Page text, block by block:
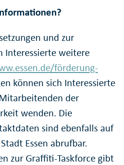
und zur
Interessierte weitere
förderung-
können sich Interessierte
der
wenden. Die
sind ebenfalls auf
Essen abrufbar.
zur Graffiti-Taskforce gibt